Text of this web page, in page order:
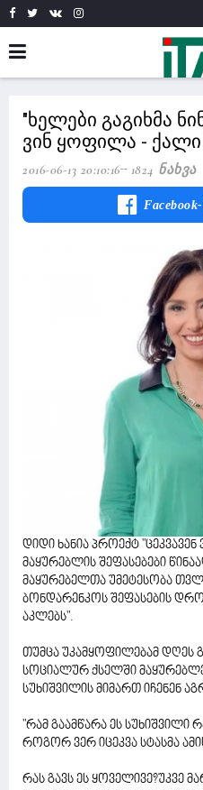
"ხელები გაგიხმა
ვინ ყოფილა -
2016-06-13 20:10:16 1824 Ნახვა
დიდი ხანია პროექტ
მაყურებლის შეფასებები
მაყურებელთა უმეტესობა
ბონდარენკოს შეფასების
აკლებს".
თუმცა უკამყოფილებამ დღეს
სოციალურ ქსელში
სუხიშვილის მიმართ იჩენენ
"რამ გაამწარა ეს სუხიშვილი
როგორ ვერ იცეკვა სტასმა
რას გავს ეს ყოველივე?უკვე